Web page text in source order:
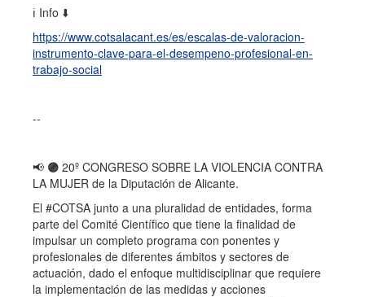
ℹ️ Info ⬇️
https://www.cotsalacant.es/es/escalas-de-valoracion-
instrumento-clave-para-el-desempeno-profesional-en-
trabajo-social
--
📢 🟣 20º CONGRESO SOBRE LA VIOLENCIA CONTRA
LA MUJER de la Diputación de Alicante.
El #COTSA junto a una pluralidad de entidades, forma
parte del Comité Científico que tiene la finalidad de
impulsar un completo programa con ponentes y
profesionales de diferentes ámbitos y sectores de
actuación, dado el enfoque multidisciplinar que requiere
la implementación de las medidas y acciones